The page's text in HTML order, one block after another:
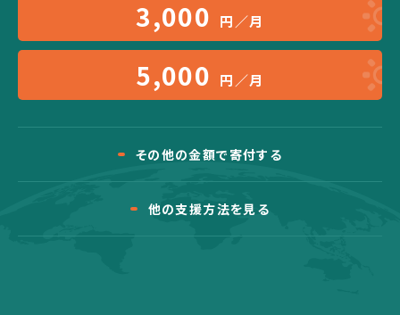
3,000 円／月
5,000 円／月
その他の金額で寄付する
他の支援方法を見る